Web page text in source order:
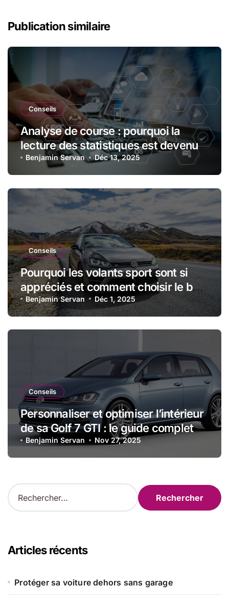
Publication similaire
Conseils
Analyse de course : pourquoi la
lecture des statistiques est devenue
essentielle en sport automobile
Benjamin Servan Déc 13, 2025
Conseils
Pourquoi les volants sport sont si
appréciés et comment choisir le bon
modèle
Benjamin Servan Déc 1, 2025
Conseils
Personnaliser et optimiser l’intérieur
de sa Golf 7 GTI : le guide complet
Benjamin Servan Nov 27, 2025
R
e
r
c
e
Articles récents
Protéger sa voiture dehors sans garage